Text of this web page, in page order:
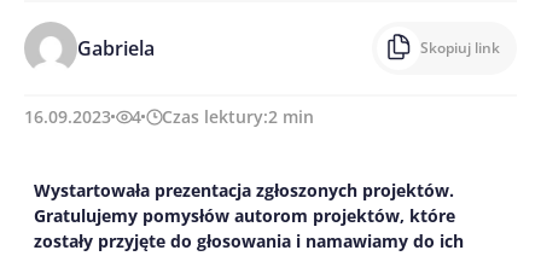
Gabriela Skopiuj link
16.09.2023 4 Czas lektury:2 min
Wystartowała prezentacja zgłoszonych projektów.
Gratulujemy pomysłów autorom projektów, które
zostały przyjęte do głosowania i namawiamy do ich